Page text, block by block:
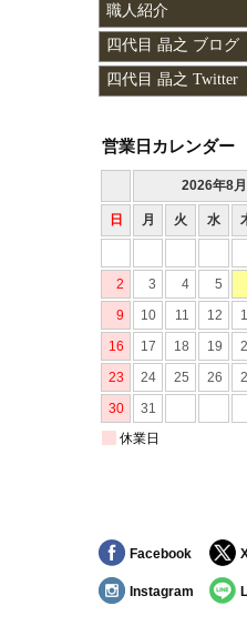
職人紹介
四代目 晶之 ブログ
四代目 晶之 Twitter
営業日カレンダー
Facebook
Instagram